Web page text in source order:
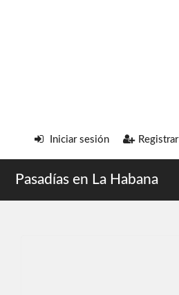
Iniciar sesión Registrar
Pasadías en La Habana